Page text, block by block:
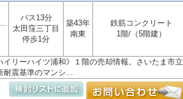
バス13分
太田窪三丁目
停歩1分
築43年
南東
鉄筋コンクリート
1階/（5階建）
リーハイツ浦和》１階の売却情報。さいたま市立
耐震基準のマンシ...